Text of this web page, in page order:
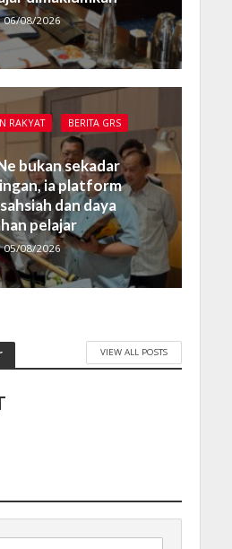
06/08/2026
RAKYAT
BERITA GRS
bukan sekadar
ia platform
dan daya
pelajar
05/08/2026
VIEW ALL POSTS